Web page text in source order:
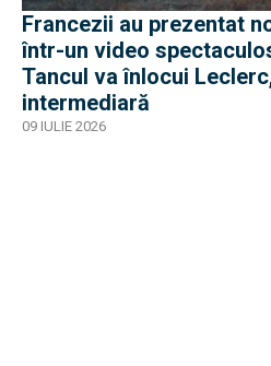
Francezii au prezentat
într-un video
Tancul va înlocui
intermediară
09 IULIE 2026